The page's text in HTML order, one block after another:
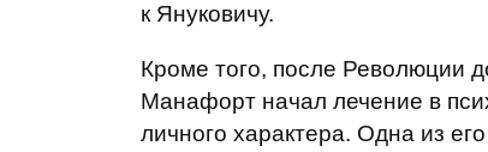
к Януковичу.
Кроме того, после Революции
Манафорт начал лечение в
личного характера. Одна из